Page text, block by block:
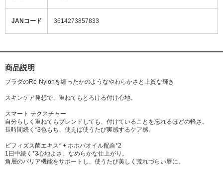
JANコード 3614273857833
商品説明
プラダのRe-Nylonを纏ったかのようなやわらかさと上質な輝き
スキンケア発想で、重ねてもとろける付け心地。
スマート テクスチャー
自分らしく重ねてもブレンドしても、付けていることを忘れるほどの軽さ。
長時間続く*3色もち、使えば使うたび実感するケア感。
ビフィズス菌エキス* + ホホバオイル配合*2
1日中続く*3心地よさ。なめらかな仕上がり。
角層のバリア機能をサポートし、使うたび美しく荒れづらい唇に。